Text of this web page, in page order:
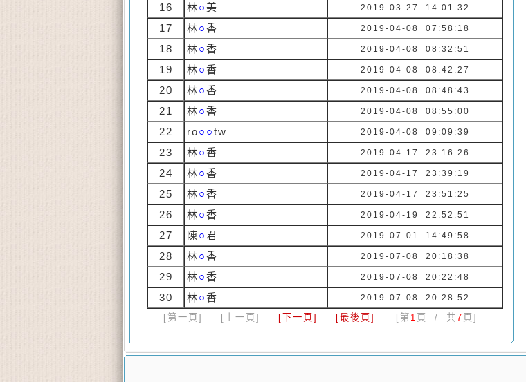
16 林○美 2019-03-27 14:01:32
17 林○香 2019-04-08 07:58:18
18 林○香 2019-04-08 08:32:51
19 林○香 2019-04-08 08:42:27
20 林○香 2019-04-08 08:48:43
21 林○香 2019-04-08 08:55:00
22 ro○○tw 2019-04-08 09:09:39
23 林○香 2019-04-17 23:16:26
24 林○香 2019-04-17 23:39:19
25 林○香 2019-04-17 23:51:25
26 林○香 2019-04-19 22:52:51
27 陳○君 2019-07-01 14:49:58
28 林○香 2019-07-08 20:18:38
29 林○香 2019-07-08 20:22:48
30 林○香 2019-07-08 20:28:52
[第一頁] [上一頁] [下一頁] [最後頁] [第 1 頁 / 共7 頁]